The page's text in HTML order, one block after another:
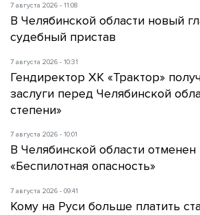
7 августа 2026 - 11:08
В Челябинской области новый
судебный пристав
7 августа 2026 - 10:31
Гендиректор ХК «Трактор»
заслуги перед Челябинской
степени»
7 августа 2026 - 10:01
В Челябинской области
«Беспилотная опасность»
7 августа 2026 - 09:41
Кому на Руси больше платить